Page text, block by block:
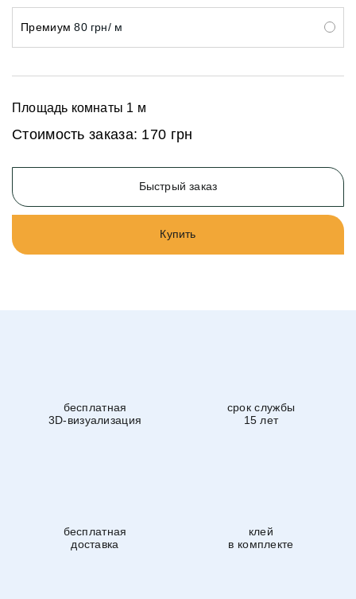
Премиум 80 грн/ м
Площадь комнаты 1 м
Стоимость заказа: 170 грн
Быстрый заказ
Купить
бесплатная
3D-визуализация
срок службы
15 лет
бесплатная
доставка
клей
в комплекте